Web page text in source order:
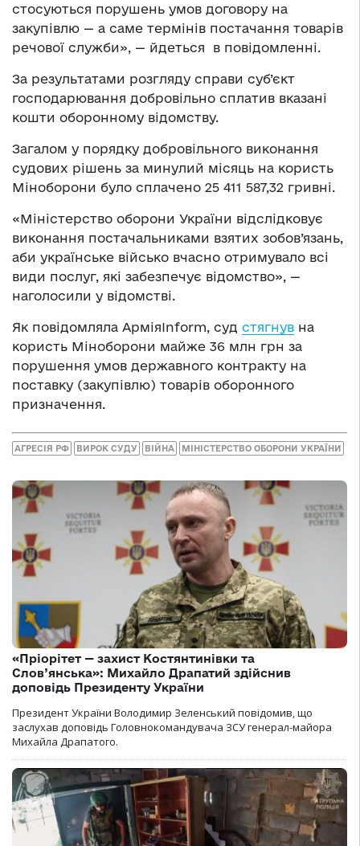
стосуються порушень умов договору на
закупівлю — а саме термінів постачання товарів
речової служби», — йдеться в повідомленні.
За результатами розгляду справи суб’єкт
господарювання добровільно сплатив вказані
кошти оборонному відомству.
Загалом у порядку добровільного виконання
судових рішень за минулий місяць на користь
Міноборони було сплачено 25 411 587,32 гривні.
«Міністерство оборони України відслідковує
виконання постачальниками взятих зобов’язань,
аби українське військо вчасно отримувало всі
види послуг, які забезпечує відомство», —
наголосили у відомстві.
Як повідомляла АрміяInform, суд стягнув на
користь Міноборони майже 36 млн грн за
порушення умов державного контракту на
поставку (закупівлю) товарів оборонного
призначення.
АГРЕСІЯ РФ ВИРОК СУДУ ВІЙНА МІНІСТЕРСТВО ОБОРОНИ УКРАЇНИ
«Пріорітет — захист Костянтинівки та
Слов’янська»: Михайло Драпатий здійснив
доповідь Президенту України
Президент України Володимир Зеленський повідомив, що
заслухав доповідь Головнокомандувача ЗСУ генерал-майора
Михайла Драпатого.